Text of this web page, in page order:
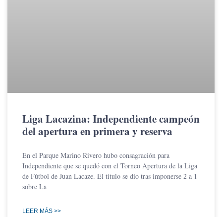
Liga Lacazina: Independiente campeón
del apertura en primera y reserva
En el Parque Marino Rivero hubo consagración para
Independiente que se quedó con el Torneo Apertura de la Liga
de Fútbol de Juan Lacaze. El título se dio tras imponerse 2 a 1
sobre La
LEER MÁS >>